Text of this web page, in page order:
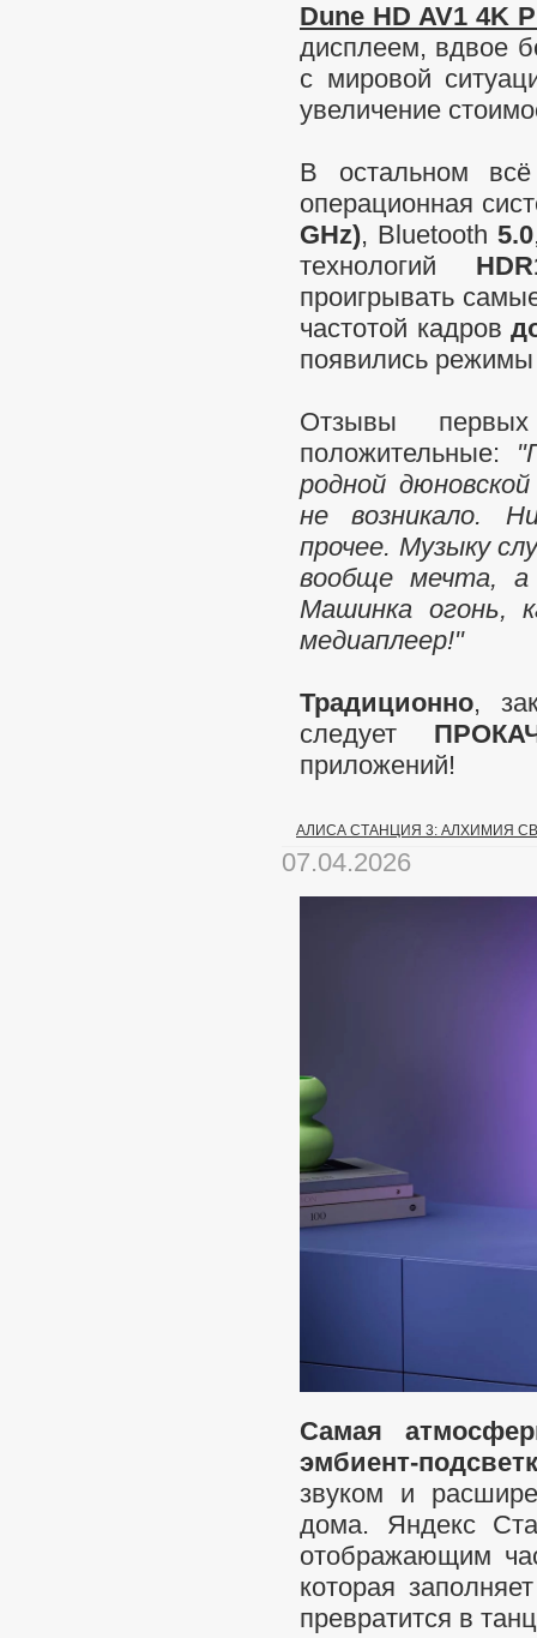
Dune HD AV1 4K
дисплеем, вдвое
с мировой
увеличение
В остальном
операционная
GHz), Bluetooth 5.0
технологий
проигрывать
частотой кадров
появились режимы
Отзывы первых
положительные:
родной
не возникало.
прочее. Музыку
вообще мечта, а
Машинка огонь,
медиаплеер!"
Традиционно,
следует
приложений!
АЛИСА СТАНЦИЯ 3: АЛХИМИЯ
07.04.2026
Cамая
эмбиент-
звуком и
дома. Яндекс
отображающим
которая
превратится в